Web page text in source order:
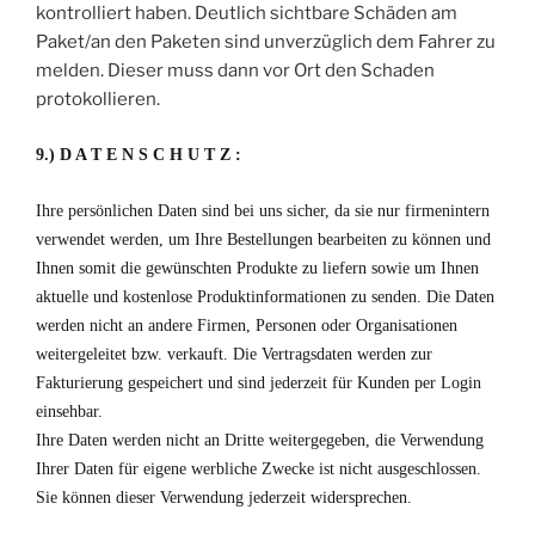
kontrolliert haben. Deutlich sichtbare Schäden am
Paket/an den Paketen sind unverzüglich dem Fahrer zu
melden. Dieser muss dann vor Ort den Schaden
protokollieren.
9.) D A T E N S C H U T Z :
Ihre persönlichen Daten sind bei uns sicher, da sie nur firmenintern
verwendet werden, um Ihre Bestellungen bearbeiten zu können und
Ihnen somit die gewünschten Produkte zu liefern sowie um Ihnen
aktuelle und kostenlose Produktinformationen zu senden. Die Daten
werden nicht an andere Firmen, Personen oder Organisationen
weitergeleitet bzw. verkauft. Die Vertragsdaten werden zur
Fakturierung gespeichert und sind jederzeit für Kunden per Login
einsehbar.
Ihre Daten werden nicht an Dritte weitergegeben, die Verwendung
Ihrer Daten für eigene werbliche Zwecke ist nicht ausgeschlossen.
Sie können dieser Verwendung jederzeit widersprechen.